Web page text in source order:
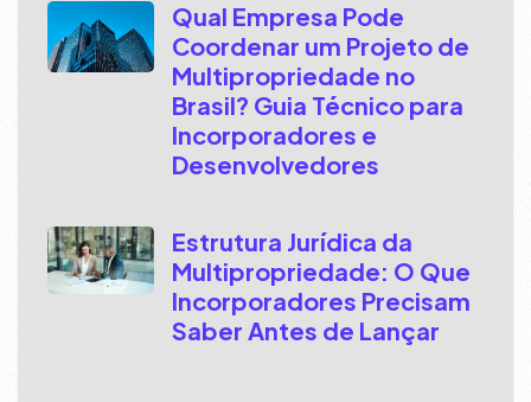
Qual Empresa Pode
Coordenar um Projeto de
Multipropriedade no
Brasil? Guia Técnico para
Incorporadores e
Desenvolvedores
Estrutura Jurídica da
Multipropriedade: O Que
Incorporadores Precisam
Saber Antes de Lançar